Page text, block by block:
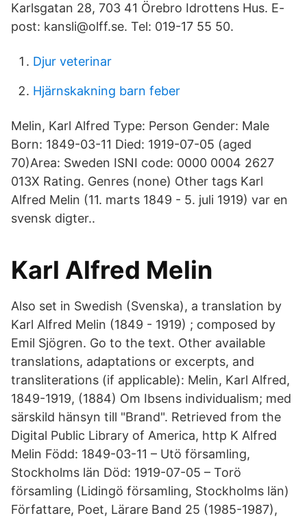
Karlsgatan 28, 703 41 Örebro Idrottens Hus. E-
post: kansli@olff.se. Tel: 019-17 55 50.
Djur veterinar
Hjärnskakning barn feber
Melin, Karl Alfred Type: Person Gender: Male
Born: 1849-03-11 Died: 1919-07-05 (aged
70)Area: Sweden ISNI code: 0000 0004 2627
013X Rating. Genres (none) Other tags Karl
Alfred Melin (11. marts 1849 - 5. juli 1919) var en
svensk digter..
Karl Alfred Melin
Also set in Swedish (Svenska), a translation by
Karl Alfred Melin (1849 - 1919) ; composed by
Emil Sjögren. Go to the text. Other available
translations, adaptations or excerpts, and
transliterations (if applicable): Melin, Karl Alfred,
1849-1919, (1884) Om Ibsens individualism; med
särskild hänsyn till "Brand". Retrieved from the
Digital Public Library of America, http K Alfred
Melin Född: 1849-03-11 – Utö församling,
Stockholms län Död: 1919-07-05 – Torö
församling (Lidingö församling, Stockholms län)
Författare, Poet, Lärare Band 25 (1985-1987),